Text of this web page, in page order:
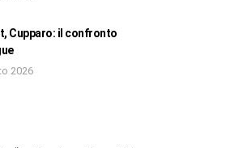
Cupparo: il confronto
2026